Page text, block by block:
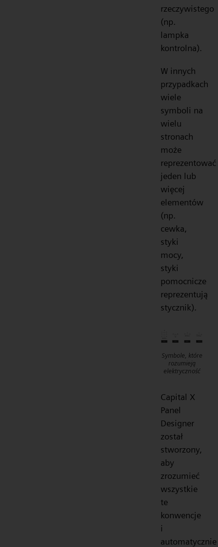
rzeczywistego
(np.
lampka
kontrolna).
W innych
przypadkach
wiele
symboli na
wielu
stronach
może
reprezentować
jeden lub
więcej
elementów
(np.
cewka,
styki
mocy,
styki
pomocnicze
reprezentują
stycznik).
Symbole, które
rozumieją
elektryczność
Capital X
Panel
Designer
został
stworzony,
aby
zrozumieć
wszystkie
te
konwencje
i
automatycznie